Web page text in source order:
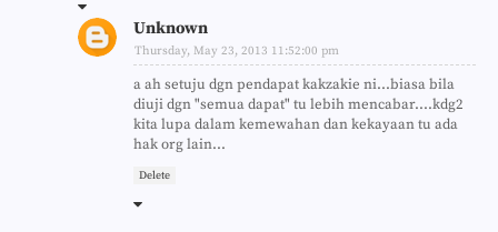
Unknown
Thursday, May 23, 2013 11:52:00 pm
a ah setuju dgn pendapat kakzakie ni...biasa bila
diuji dgn "semua dapat" tu lebih mencabar....kdg2
kita lupa dalam kemewahan dan kekayaan tu ada
hak org lain...
Delete